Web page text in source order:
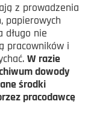
z prowadzenia
papierowych
długo nie
pracowników i
W razie
dowody
środki
pracodawcę